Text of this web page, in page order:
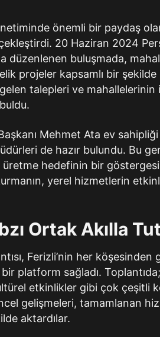
önemli bir paydaş
20 Haziran 2024
düzenlenen buluşmada,
projeler kapsamlı bir şekilde
talepleri ve mahallelerinin
Mehmet Ata ev
de hazır bulundu. Bu
üretme hedefinin bir
yerel hizmetlerin
Ortak Akılla
Ferizli’nin her
platform sağladı.
etkinlikler gibi çok çeşitli
gelişmeleri, tamamlanan
aktardılar.